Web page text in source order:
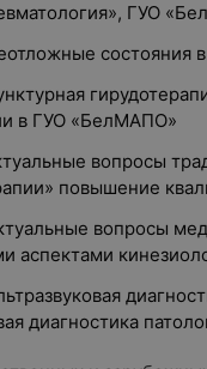
ГУО
состояния
в ГУО «БелМАПО»
вопросы
повышение
вопросы
аспектами
диагностика